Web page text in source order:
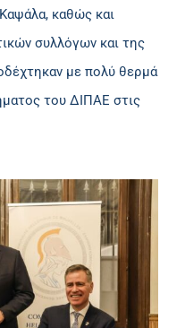
καθώς και
συλλόγων και της
με πολύ θερμά
του ΔΙΠΑΕ στις